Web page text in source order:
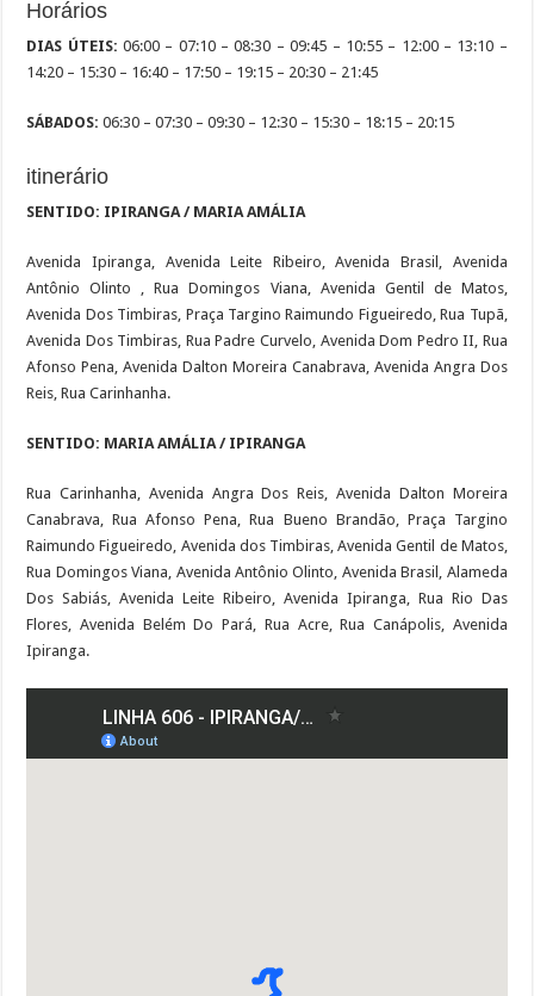
Horários
DIAS ÚTEIS: 06:00 – 07:10 – 08:30 – 09:45 – 10:55 – 12:00 – 13:10 –
14:20 – 15:30 – 16:40 – 17:50 – 19:15 – 20:30 – 21:45
SÁBADOS: 06:30 – 07:30 – 09:30 – 12:30 – 15:30 – 18:15 – 20:15
itinerário
SENTIDO: IPIRANGA / MARIA AMÁLIA
Avenida Ipiranga, Avenida Leite Ribeiro, Avenida Brasil, Avenida
Antônio Olinto , Rua Domingos Viana, Avenida Gentil de Matos,
Avenida Dos Timbiras, Praça Targino Raimundo Figueiredo, Rua Tupã,
Avenida Dos Timbiras, Rua Padre Curvelo, Avenida Dom Pedro II, Rua
Afonso Pena, Avenida Dalton Moreira Canabrava, Avenida Angra Dos
Reis, Rua Carinhanha.
SENTIDO: MARIA AMÁLIA / IPIRANGA
Rua Carinhanha, Avenida Angra Dos Reis, Avenida Dalton Moreira
Canabrava, Rua Afonso Pena, Rua Bueno Brandão, Praça Targino
Raimundo Figueiredo, Avenida dos Timbiras, Avenida Gentil de Matos,
Rua Domingos Viana, Avenida Antônio Olinto, Avenida Brasil, Alameda
Dos Sabiás, Avenida Leite Ribeiro, Avenida Ipiranga, Rua Rio Das
Flores, Avenida Belém Do Pará, Rua Acre, Rua Canápolis, Avenida
Ipiranga.